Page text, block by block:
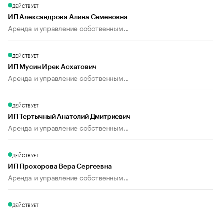
ДЕЙСТВУЕТ
ИП Александрова Алина Семеновна
Аренда и управление собственным...
ДЕЙСТВУЕТ
ИП Мусин Ирек Асхатович
Аренда и управление собственным...
ДЕЙСТВУЕТ
ИП Тертычный Анатолий Дмитриевич
Аренда и управление собственным...
ДЕЙСТВУЕТ
ИП Прохорова Вера Сергеевна
Аренда и управление собственным...
ДЕЙСТВУЕТ